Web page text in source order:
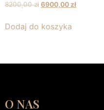
8200,00zł 6900,00zł
Dodaj do koszyka
O NAS